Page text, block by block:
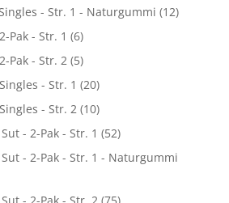
- Str. 1 - Naturgummi (12)
Pak - Str. 1 (6)
Pak - Str. 2 (5)
- Str. 1 (20)
- Str. 2 (10)
- 2-Pak - Str. 1 (52)
- 2-Pak - Str. 1 - Naturgummi